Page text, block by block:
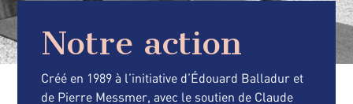
Notre action
Créé en 1989 à l’initiative d’Édouard Balladur et
de Pierre Messmer, avec le soutien de Claude